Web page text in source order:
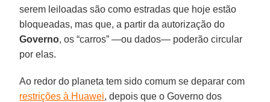
serem leiloadas são como estradas que hoje estão
bloqueadas, mas que, a partir da autorização do
Governo, os “carros” —ou dados— poderão circular
por elas.
Ao redor do planeta tem sido comum se deparar com
restrições à Huawei, depois que o Governo dos